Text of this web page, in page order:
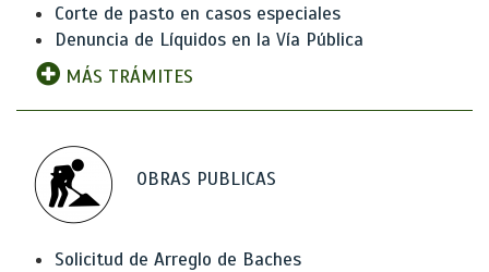
Corte de pasto en casos especiales
Denuncia de Líquidos en la Vía Pública
MÁS TRÁMITES
OBRAS PUBLICAS
Solicitud de Arreglo de Baches